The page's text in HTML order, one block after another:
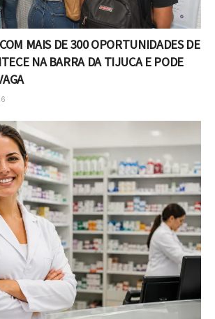
MAIS DE 300 OPORTUNIDADES DE
NA BARRA DA TIJUCA E PODE